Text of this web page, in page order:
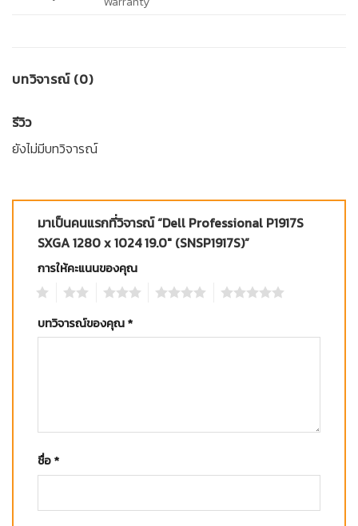
บทวิจารณ์ (0)
รีวิว
ยังไม่มีบทวิจารณ์
มาเป็นคนแรกที่วิจารณ์ “Dell Professional P1917S
SXGA 1280 x 1024 19.0″ (SNSP1917S)”
การให้คะแนนของคุณ
บทวิจารณ์ของคุณ*
ชื่อ*